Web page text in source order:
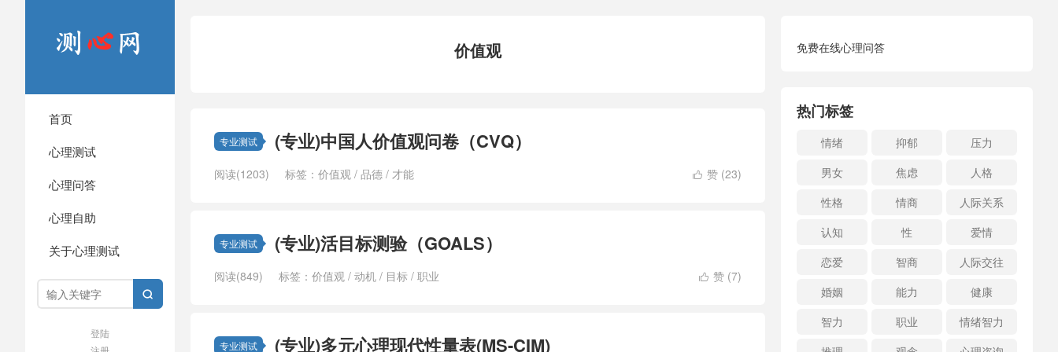
首页
心理测试
心理问答
心理自助
关于心理测试

登陆
价值观
专业测试 (专业)中国人价值观问卷（CVQ）
 赞 (23)
阅读(1203) 标签： 价值观 / 品德 / 才能
专业测试 (专业)活目标测验（GOALS）
 赞 (7)
阅读(849) 标签： 价值观 / 动机 / 目标 / 职业
专业测试 (专业)多元心理现代性量表(MS-CIM)
免费在线心理问答
热门标签
情绪 抑郁
压力
男女
焦虑
人格
性格
情商
人际关系
认知
性
爱情
恋爱
智商
人际交往
婚姻
能力
健康
智力
职业
情绪智力